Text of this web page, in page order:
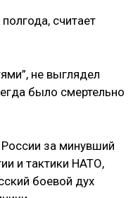
считает
не выглядел
было смертельно
за минувший
и тактики НАТО,
боевой дух